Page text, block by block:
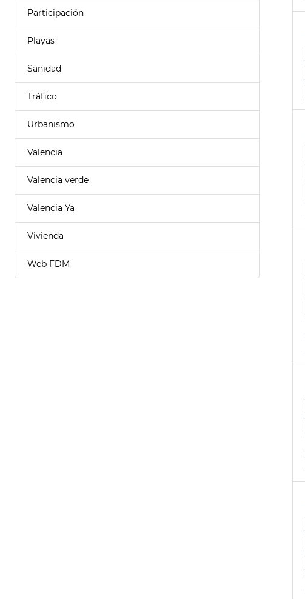
Participación
Playas
Sanidad
Tráfico
Urbanismo
Valencia
Valencia verde
Valencia Ya
Vivienda
Web FDM